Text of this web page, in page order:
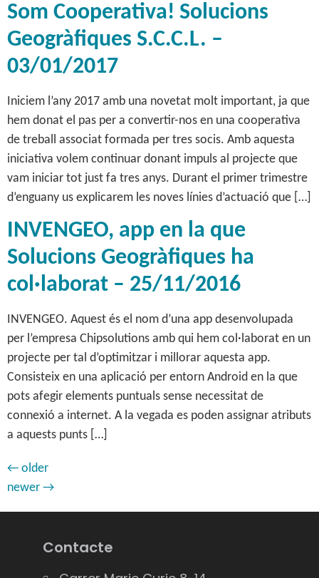
Som Cooperativa! Solucions
Geogràfiques S.C.C.L. –
03/01/2017
Iniciem l’any 2017 amb una novetat molt important, ja que
hem donat el pas per a convertir-nos en una cooperativa
de treball associat formada per tres socis. Amb aquesta
iniciativa volem continuar donant impuls al projecte que
vam iniciar tot just fa tres anys. Durant el primer trimestre
d’enguany us explicarem les noves línies d’actuació que […]
INVENGEO, app en la que
Solucions Geogràfiques ha
col·laborat – 25/11/2016
INVENGEO. Aquest és el nom d’una app desenvolupada
per l’empresa Chipsolutions amb qui hem col·laborat en un
projecte per tal d’optimitzar i millorar aquesta app.
Consisteix en una aplicació per entorn Android en la que
pots afegir elements puntuals sense necessitat de
connexió a internet. A la vegada es poden assignar atributs
a aquests punts […]
← older
newer →
Contacte